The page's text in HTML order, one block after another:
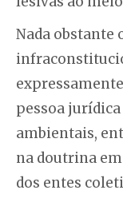
Nada obstante
pessoa
ambientais,
na doutrina
dos entes